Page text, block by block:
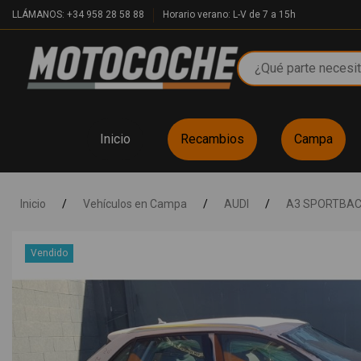
LLÁMANOS: +34 958 28 58 88 Horario verano: L-V de 7 a 15h
Inicio Recambios Campa
Inicio / Vehículos en Campa / AUDI / A3
Vendido